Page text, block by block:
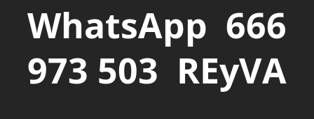
WhatsApp 666
973 503 REyVA